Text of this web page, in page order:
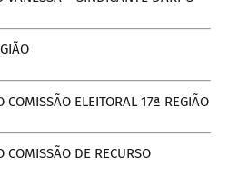
ELEITORAL 17ª REGIÃO
DE RECURSO